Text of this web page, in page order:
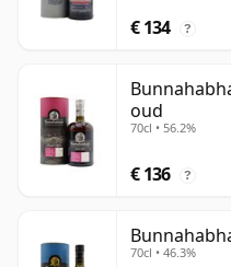
€ 134 ?
oud
70cl • 56.2%
€ 136 ?
70cl • 46.3%